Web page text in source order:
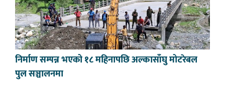
निर्माण सम्पन्न भएको १८ महिनापछि अल्कासाँघु मोटरेबल
पुल सञ्चालनमा